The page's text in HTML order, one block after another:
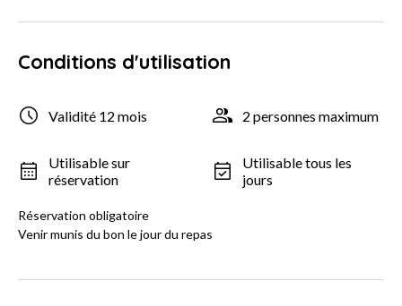
Conditions d'utilisation
Validité 12 mois 2 personnes maximum
Utilisable sur
réservation
Utilisable tous les
jours
Réservation obligatoire
Venir munis du bon le jour du repas